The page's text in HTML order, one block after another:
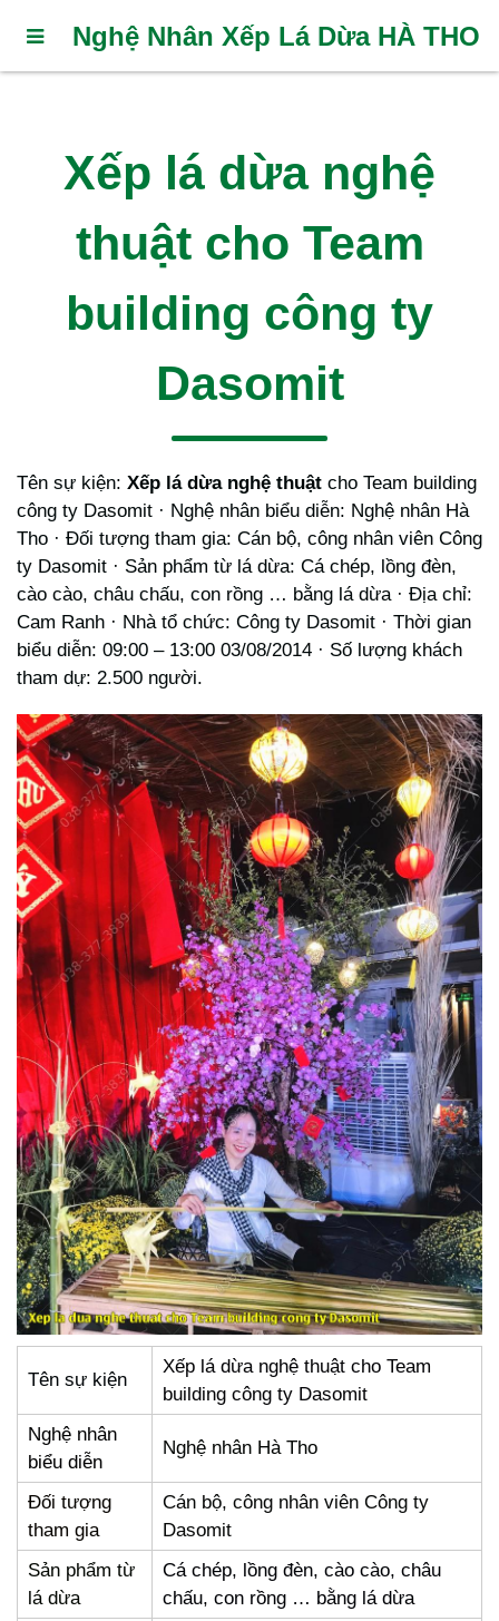
Nghệ Nhân Xếp Lá Dừa HÀ THO
Xếp lá dừa nghệ
thuật cho Team
building công ty
Dasomit
Tên sự kiện: Xếp lá dừa nghệ thuật cho Team building
công ty Dasomit · Nghệ nhân biểu diễn: Nghệ nhân Hà
Tho · Đối tượng tham gia: Cán bộ, công nhân viên Công
ty Dasomit · Sản phẩm từ lá dừa: Cá chép, lồng đèn,
cào cào, châu chấu, con rồng … bằng lá dừa · Địa chỉ:
Cam Ranh · Nhà tổ chức: Công ty Dasomit · Thời gian
biểu diễn: 09:00 – 13:00 03/08/2014 · Số lượng khách
tham dự: 2.500 người.
Tên sự kiện
Xếp lá dừa nghệ thuật cho Team
building công ty Dasomit
Nghệ nhân
biểu diễn
Nghệ nhân Hà Tho
Đối tượng
tham gia
Cán bộ, công nhân viên Công ty
Dasomit
Sản phẩm từ
lá dừa
Cá chép, lồng đèn, cào cào, châu
chấu, con rồng … bằng lá dừa